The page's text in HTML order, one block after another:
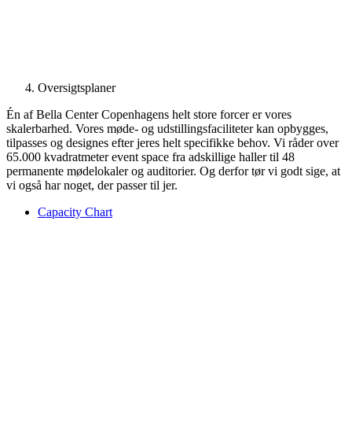
Oversigtsplaner
Én af Bella Center Copenhagens helt store forcer er vores
skalerbarhed. Vores møde- og udstillingsfaciliteter kan opbygges,
tilpasses og designes efter jeres helt specifikke behov. Vi råder over
65.000 kvadratmeter event space fra adskillige haller til 48
permanente mødelokaler og auditorier. Og derfor tør vi godt sige, at
vi også har noget, der passer til jer.
Capacity Chart